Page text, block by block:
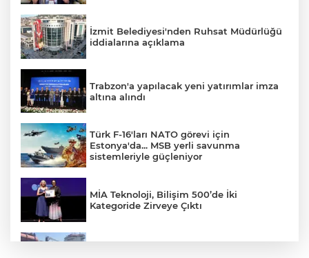
İzmit Belediyesi'nden Ruhsat Müdürlüğü
iddialarına açıklama
Trabzon'a yapılacak yeni yatırımlar imza
altına alındı
Türk F-16'ları NATO görevi için
Estonya'da... MSB yerli savunma
sistemleriyle güçleniyor
MİA Teknoloji, Bilişim 500’de İki
Kategoride Zirveye Çıktı